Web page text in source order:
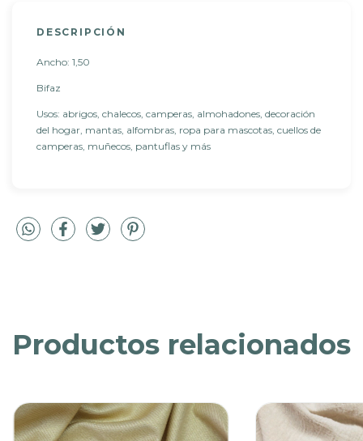
DESCRIPCIÓN
Ancho: 1,50
Bifaz
Usos: abrigos, chalecos, camperas, almohadones, decoración
del hogar, mantas, alfombras, ropa para mascotas, cuellos de
camperas, muñecos, pantuflas y más
Productos relacionados